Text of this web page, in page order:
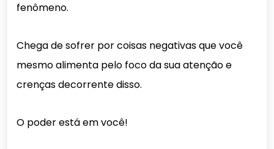
fenômeno.
Chega de sofrer por coisas negativas que você
mesmo alimenta pelo foco da sua atenção e
crenças decorrente disso.
O poder está em você!